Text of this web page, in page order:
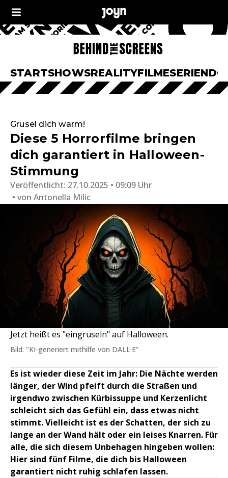
STARTSHOWSREALITYFILMESERIEN
Grusel dich warm!
Diese 5 Horrorfilme bringen
dich garantiert in Halloween-
Stimmung
Veröffentlicht: 27.10.2025 • 09:09 Uhr
von Antonella Milic
Jetzt heißt es "eingruseln" auf Halloween.
Bild: "KI-generiert mithilfe von DALL·E"
Es ist wieder diese Zeit im Jahr: Die Nächte werden
länger, der Wind pfeift durch die Straßen und
irgendwo zwischen Kürbissuppe und Kerzenlicht
schleicht sich das Gefühl ein, dass etwas nicht
stimmt. Vielleicht ist es der Schatten, der sich zu
lange an der Wand hält oder ein leises Knarren. Für
alle, die sich diesem Unbehagen hingeben wollen:
Hier sind fünf Filme, die dich bis Halloween
garantiert nicht ruhig schlafen lassen.